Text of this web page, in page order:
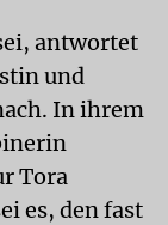
antwortet
und
In ihrem
Tora
es, den fast